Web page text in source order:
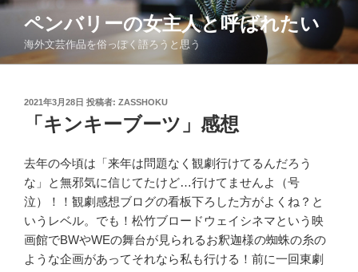
コ
ン
ペンバリーの女主人と呼ばれたい
海外文芸作品を俗っぽく語ろうと思う
投
2021年3月28日 投稿者: ZASSHOKU
「キンキーブーツ」感想
去年の今頃は「来年は問題なく観劇行けてるんだろう
な」と無邪気に信じてたけど…行けてませんよ（号
泣）！！観劇感想ブログの看板下ろした方がよくね？と
いうレベル。でも！松竹ブロードウェイシネマという映
画館でBWやWEの舞台が見られるお釈迦様の蜘蛛の糸の
ような企画があってそれなら私も行ける！前に一回東劇